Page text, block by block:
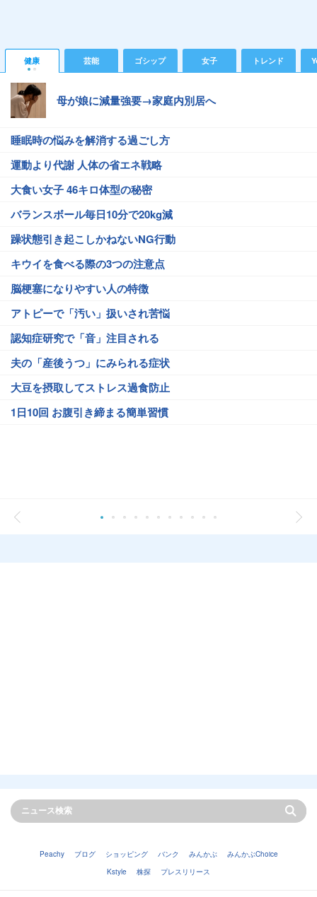
健康 芸能 ゴシップ 女子 トレンド
母が娘に減量強要→家庭内別居へ
睡眠時の悩みを解消する過ごし方
運動より代謝 人体の省エネ戦略
大食い女子 46キロ体型の秘密
バランスボール毎日10分で20kg減
躁状態引き起こしかねないNG行動
キウイを食べる際の3つの注意点
脳梗塞になりやすい人の特徴
アトピーで「汚い」扱いされ苦悩
認知症研究で「音」注目される
夫の「産後うつ」にみられる症状
大豆を摂取してストレス過食防止
1日10回 お腹引き締まる簡単習慣
Peachy ブログ ショッピング バンク みんかぶ
みんかぶChoice
Kstyle
株探 プレスリリース